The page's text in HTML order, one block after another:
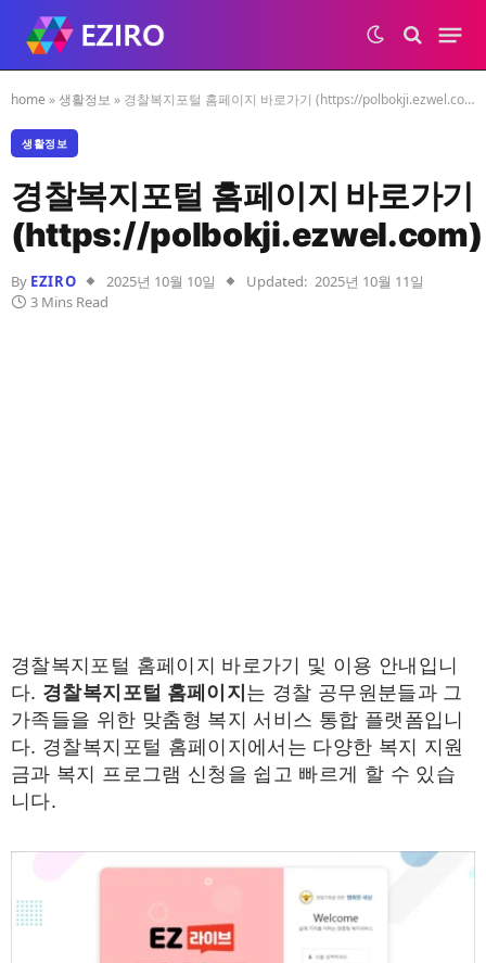
home »생활정보 » 경찰복지포털 홈페이지 바로가기 (https://polbokji.ezwel.com)
생활정보
경찰복지포털 홈페이지 바로가기
(https://polbokji.ezwel.com)
By EZIRO 2025년 10월 10일 Updated: 2025년 10월 11일
3 Mins Read
경찰복지포털 홈페이지 바로가기 및 이용 안내입니
다. 경찰복지포털 홈페이지 는 경찰 공무원분들과 그
가족들을 위한 맞춤형 복지 서비스 통합 플랫폼입니
다. 경찰복지포털 홈페이지에서는 다양한 복지 지원
금과 복지 프로그램 신청을 쉽고 빠르게 할 수 있습
니다.